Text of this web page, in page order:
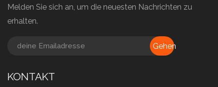
Melden Sie sich an, um die neuesten Nachrichten zu
erhalten.
Gehen
KONTAKT